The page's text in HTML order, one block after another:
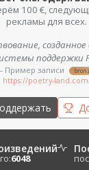
100 €,
рекламы для всех.
поддержки
Пример записи
https://poetry-
6048